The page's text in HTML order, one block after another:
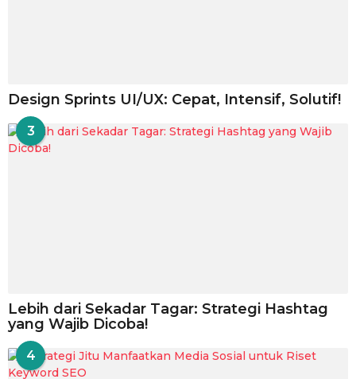
Design Sprints UI/UX: Cepat, Intensif, Solutif!
3
Lebih dari Sekadar Tagar: Strategi Hashtag
yang Wajib Dicoba!
4